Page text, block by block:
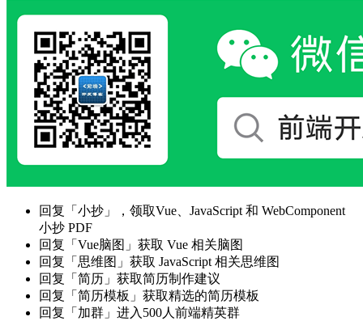
回复「小抄」，领取Vue、JavaScript 和 WebComponent
小抄 PDF
回复「Vue脑图」获取 Vue 相关脑图
回复「思维图」获取 JavaScript 相关思维图
回复「简历」获取简历制作建议
回复「简历模板」获取精选的简历模板
回复「加群」进入500人前端精英群